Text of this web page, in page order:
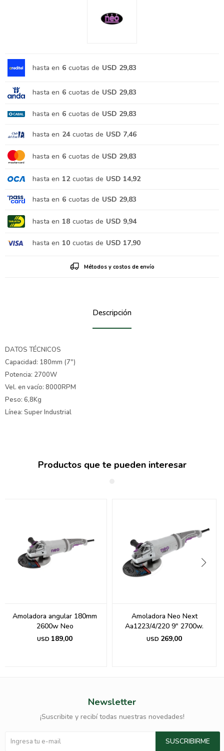
hasta en 6 cuotas de USD 29,83
hasta en 6 cuotas de USD 29,83
hasta en 6 cuotas de USD 29,83
hasta en 24 cuotas de USD 7,46
hasta en 6 cuotas de USD 29,83
hasta en 12 cuotas de USD 14,92
hasta en 6 cuotas de USD 29,83
hasta en 18 cuotas de USD 9,94
hasta en 10 cuotas de USD 17,90
Métodos y costos de envío
Descripción
DATOS TÉCNICOS
Capacidad: 180mm (7")
Potencia: 2700W
Vel. en vacío: 8000RPM
Peso: 6,8Kg
Línea: Super Industrial
Productos que te pueden interesar
Amoladora angular 180mm
2600w Neo
USD 189,00
Amoladora Neo Next
Aa1223/4/220 9" 2700w.
USD 269,00
Newsletter
¡Suscribite y recibí todas nuestras novedades!
SUSCRIBIRME